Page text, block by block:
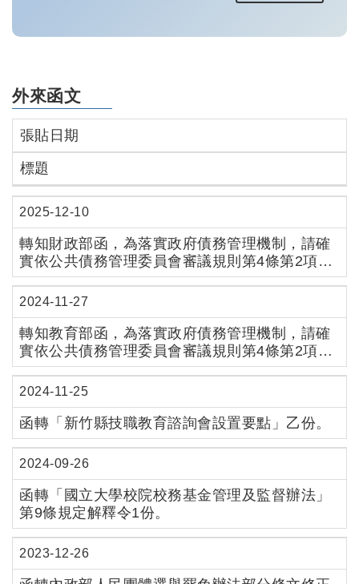
外來函文
張貼日期
標題
2025-12-10
轉知財政部函，為落實政府債務管理機制，請確
實依公共債務管理委員會審議規則第4條第2項及
第3項規定逐年辦理，請查照。
2024-11-27
轉知教育部函，為落實政府債務管理機制，請確
實依公共債務管理委員會審議規則第4條第2項及
第3項規定逐年辦理。
2024-11-25
函轉「新竹縣技職教育諮詢會設置要點」乙份。
2024-09-26
函轉「國立大學校院校務基金管理及監督辦法」
第9條規定解釋令1份。
2023-12-26